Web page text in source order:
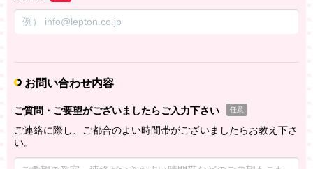
お問い合わせ内容
ご質問・ご要望がございましたらご入力下さい 任意
ご連絡に際し、ご都合のよい時間帯がございましたらお教え下さ
い。